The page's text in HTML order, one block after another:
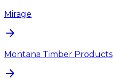
Mirage
Montana Timber Products